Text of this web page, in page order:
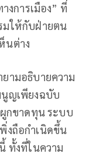
งการเมือง” ที่
มให้กับฝ่ายตน
นต่าง
ามอธิบายความ
ญเพียงฉบับ
ผูกขาดทุน ระบบ
งถือกำเนิดขึ้น
ทั้งที่ในความ